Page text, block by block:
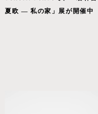
夏欧 ― 私の家」展が開催中